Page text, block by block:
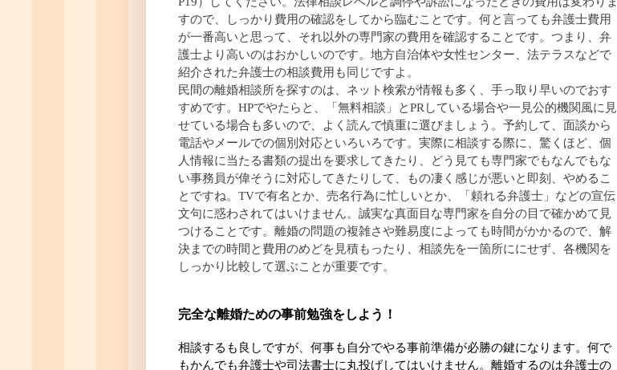
すので、しっかり費用の確認をしてから臨むことです。何と言っても弁護士費用
が一番高いと思って、それ以外の専門家の費用を確認することです。つまり、弁
護士より高いのはおかしいのです。地方自治体や女性センター、法テラスなどで
紹介された弁護士の相談費用も同じですよ。
民間の離婚相談所を探すのは、ネット検索が情報も多く、手っ取り早いのでおす
すめです。HPでやたらと、「無料相談」とPRしている場合や一見公的機関風に見
せている場合も多いので、よく読んで慎重に選びましょう。予約して、面談から
電話やメールでの個別対応といろいろです。実際に相談する際に、驚くほど、個
人情報に当たる書類の提出を要求してきたり、どう見ても専門家でもなんでもな
い事務員が偉そうに対応してきたりして、もの凄く感じが悪いと即刻、やめるこ
とですね。TVで有名とか、売名行為に忙しいとか、「頼れる弁護士」などの宣伝
文句に惑わされてはいけません。誠実な真面目な専門家を自分の目で確かめて見
つけることです。離婚の問題の複雑さや難易度によっても時間がかかるので、解
決までの時間と費用のめどを見積もったり、相談先を一箇所ににせず、各機関を
しっかり比較して選ぶことが重要です。
完全な離婚ための事前勉強をしよう！
相談するも良しですが、何事も自分でやる事前準備が必勝の鍵になります。何で
もかんでも弁護士や司法書士に丸投げしてはいけません。離婚するのは弁護士の